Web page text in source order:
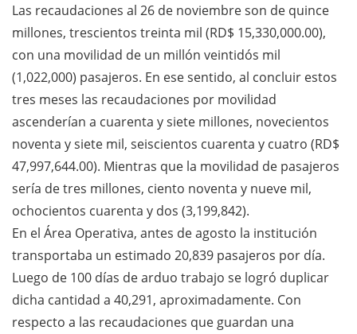
Las recaudaciones al 26 de noviembre son de quince
millones, trescientos treinta mil (RD$ 15,330,000.00),
con una movilidad de un millón veintidós mil
(1,022,000) pasajeros. En ese sentido, al concluir estos
tres meses las recaudaciones por movilidad
ascenderían a cuarenta y siete millones, novecientos
noventa y siete mil, seiscientos cuarenta y cuatro (RD$
47,997,644.00). Mientras que la movilidad de pasajeros
sería de tres millones, ciento noventa y nueve mil,
ochocientos cuarenta y dos (3,199,842).
En el Área Operativa, antes de agosto la institución
transportaba un estimado 20,839 pasajeros por día.
Luego de 100 días de arduo trabajo se logró duplicar
dicha cantidad a 40,291, aproximadamente. Con
respecto a las recaudaciones que guardan una